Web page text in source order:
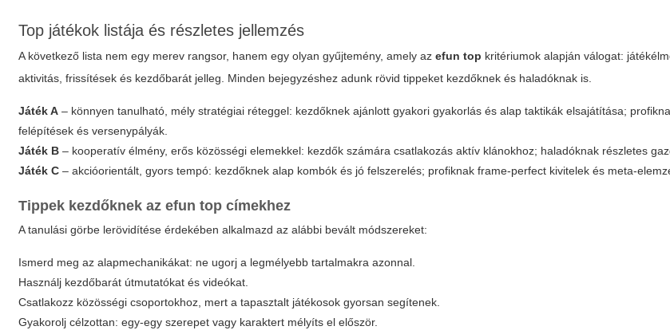
Top játékok listája és részletes jellemzés
A következő lista nem egy merev rangsor, hanem egy olyan gyűjtemény, amely azefun top kritériumok alapján válogat:
aktivitás, frissítések és kezdőbarát jelleg. Minden bejegyzéshez adunk rövid tippeket kezdőknek és haladóknak is.
Játék A – könnyen tanulható, mély stratégiai réteggel: kezdőknek ajánlott gyakori gyakorlás és alap taktikák elsajátítása;
felépítések és versenypályák.
Játék B – kooperatív élmény, erős közösségi elemekkel: kezdők számára csatlakozás aktív klánokhoz; haladóknak részletes
Játék C – akcióorientált, gyors tempó: kezdőknek alap kombók és jó felszerelés; profiknak frame-perfect kivitelek és meta-
Tippek kezdőknek azefun top címekhez
A tanulási görbe lerövidítése érdekében alkalmazd az alábbi bevált módszereket:
Ismerd meg az alapmechanikákat: ne ugorj a legmélyebb tartalmakra azonnal.
Használj kezdőbarát útmutatókat és videókat.
Csatlakozz közösségi csoportokhoz, mert a tapasztalt játékosok gyorsan segítenek.
Gyakorolj célzottan: egy-egy szerepet vagy karaktert mélyíts el először.